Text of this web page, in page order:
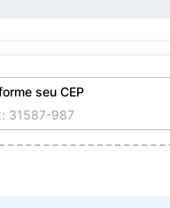
seu CEP